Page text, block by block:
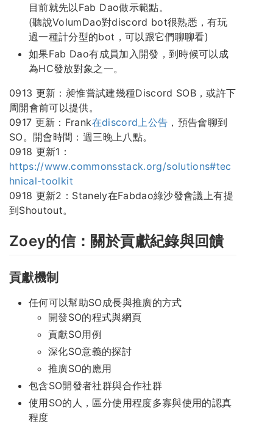
目前就先以Fab Dao做示範點。
(聽說VolumDao對discord bot很熟悉，有玩
過一種計分型的bot，可以跟它們聊聊看)
如果Fab Dao有成員加入開發，到時候可以成
為HC發放對象之一。
0913 更新：昶惟嘗試建幾種Discord SOB，或許下
周開會前可以提供。
0917 更新：Frank在discord上公告 ，預告會聊到
SO。開會時間：週三晚上八點。
0918 更新1：
https://www.commonsstack.org/solutions#tec
hnical-toolkit
0918 更新2：Stanely在Fabdao綠沙發會議上有提
到Shoutout。
Zoey的信：關於貢獻紀錄與回饋
貢獻機制
任何可以幫助SO成長與推廣的方式
開發SO的程式與網頁
貢獻SO用例
深化SO意義的探討
推廣SO的應用
包含SO開發者社群與合作社群
使用SO的人，區分使用程度多寡與使用的認真
程度